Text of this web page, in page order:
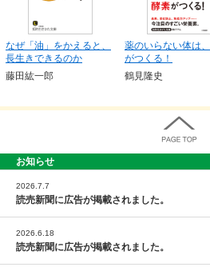
なぜ「油」をかえると、
長生きできるのか
藤田紘一郎
薬のいらない体は
がつくる！
鶴見隆史
お知らせ
2026.7.7
読売新聞に広告が掲載されました。
2026.6.18
読売新聞に広告が掲載されました。
PAGE TOP